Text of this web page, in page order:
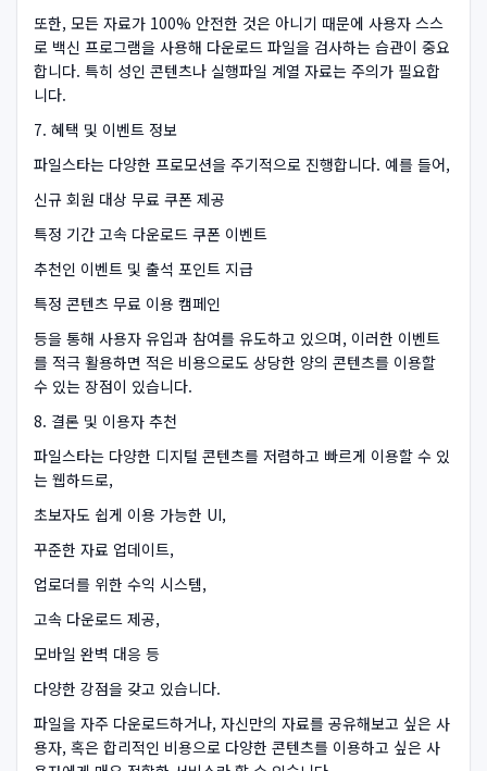
또한, 모든 자료가 100% 안전한 것은 아니기 때문에 사용자 스스
로 백신 프로그램을 사용해 다운로드 파일을 검사하는 습관이 중요
합니다. 특히 성인 콘텐츠나 실행파일 계열 자료는 주의가 필요합
니다.
7. 혜택 및 이벤트 정보
파일스타는 다양한 프로모션을 주기적으로 진행합니다. 예를 들어,
신규 회원 대상 무료 쿠폰 제공
특정 기간 고속 다운로드 쿠폰 이벤트
추천인 이벤트 및 출석 포인트 지급
특정 콘텐츠 무료 이용 캠페인
등을 통해 사용자 유입과 참여를 유도하고 있으며, 이러한 이벤트
를 적극 활용하면 적은 비용으로도 상당한 양의 콘텐츠를 이용할
수 있는 장점이 있습니다.
8. 결론 및 이용자 추천
파일스타는 다양한 디지털 콘텐츠를 저렴하고 빠르게 이용할 수 있
는 웹하드로,
초보자도 쉽게 이용 가능한 UI,
꾸준한 자료 업데이트,
업로더를 위한 수익 시스템,
고속 다운로드 제공,
모바일 완벽 대응 등
다양한 강점을 갖고 있습니다.
파일을 자주 다운로드하거나, 자신만의 자료를 공유해보고 싶은 사
용자, 혹은 합리적인 비용으로 다양한 콘텐츠를 이용하고 싶은 사